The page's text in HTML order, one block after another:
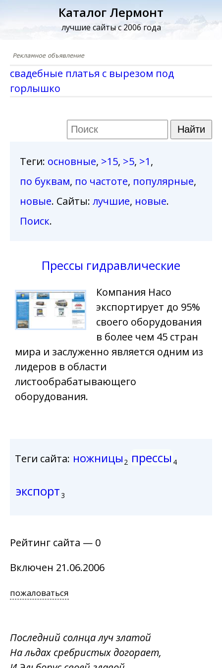
Каталог Лермонт
лучшие сайты с 2006 года
свадебные платья с вырезом под
горлышко
Теги: основные, >15, >5, >1,
по буквам, по частоте, популярные,
новые. Сайты: лучшие, новые.
Поиск.
Прессы гидравлические
Компания Haco
экспортирует до 95%
своего оборудования
в более чем 45 стран
мира и заслуженно является одним из
лидеров в области
листообрабатывающего
оборудования.
Теги сайта: ножницы 2 прессы 4
экспорт3
Рейтинг сайта — 0
Включен 21.06.2006
пожаловаться
Последний солнца луч златой
На льдах сребристых догорает,